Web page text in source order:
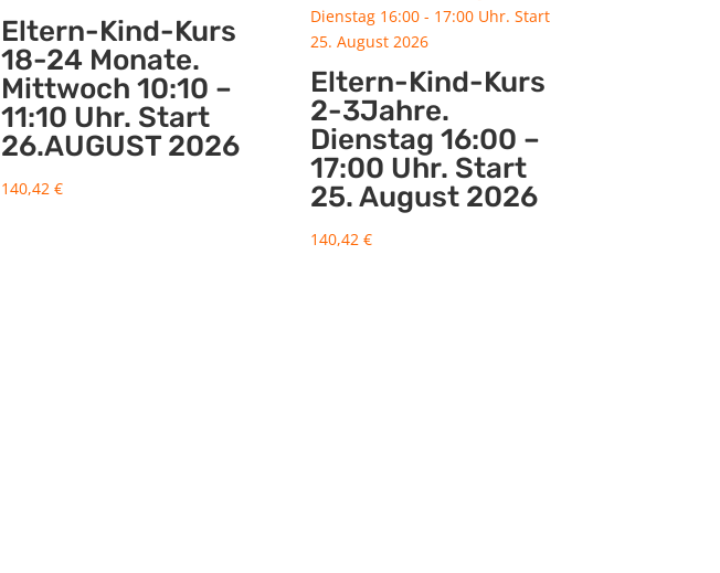
Eltern-Kind-Kurs
18-24 Monate.
Mittwoch 10:10 –
11:10 Uhr. Start
26.AUGUST 2026
140,42 €
Eltern-Kind-Kurs
2-3Jahre.
Dienstag 16:00 –
17:00 Uhr. Start
25. August 2026
140,42 €